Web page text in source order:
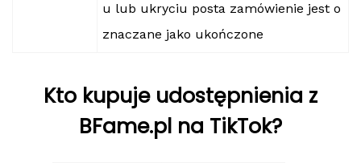
u lub ukryciu posta zamówienie jest o
znaczane jako ukończone
Kto kupuje udostępnienia z
BFame.pl na TikTok?